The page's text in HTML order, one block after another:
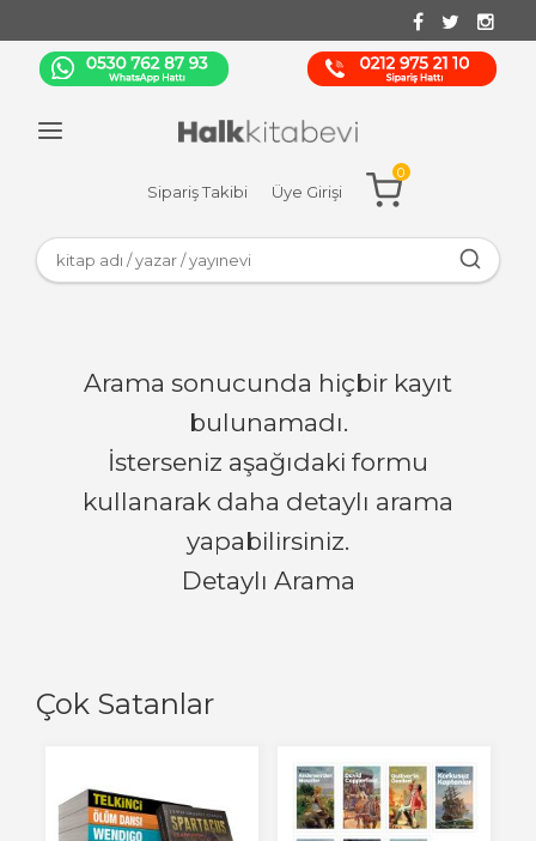
Sipariş Takibi Üye Girişi
0
Çok Satanlar
Arama sonucunda hiçbir kayıt
bulunamadı.
İsterseniz aşağıdaki formu
kullanarak daha detaylı arama
yapabilirsiniz.
Detaylı Arama